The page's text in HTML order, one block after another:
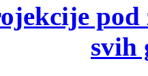
svih